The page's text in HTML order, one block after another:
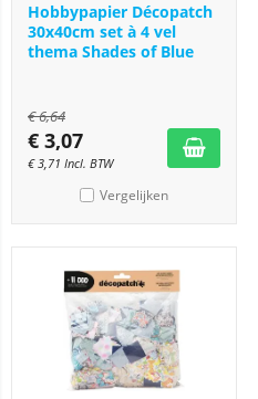
Hobbypapier Décopatch
30x40cm set à 4 vel
thema Shades of Blue
€6,64
€ 3,07
€3,71 Incl. BTW
Vergelijken